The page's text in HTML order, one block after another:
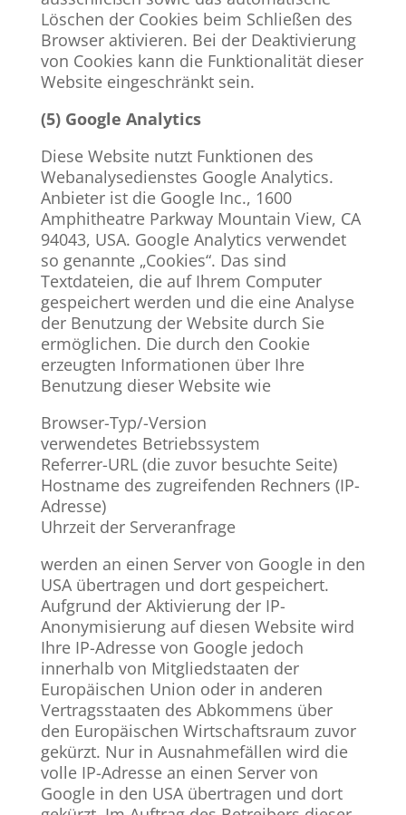
Löschen der Cookies beim Schließen des
Browser aktivieren. Bei der Deaktivierung
von Cookies kann die Funktionalität dieser
Website eingeschränkt sein.
(5) Google Analytics
Diese Website nutzt Funktionen des
Webanalysedienstes Google Analytics.
Anbieter ist die Google Inc., 1600
Amphitheatre Parkway Mountain View, CA
94043, USA. Google Analytics verwendet
so genannte „Cookies“. Das sind
Textdateien, die auf Ihrem Computer
gespeichert werden und die eine Analyse
der Benutzung der Website durch Sie
ermöglichen. Die durch den Cookie
erzeugten Informationen über Ihre
Benutzung dieser Website wie
Browser-Typ/-Version
verwendetes Betriebssystem
Referrer-URL (die zuvor besuchte Seite)
Hostname des zugreifenden Rechners (IP-
Adresse)
Uhrzeit der Serveranfrage
werden an einen Server von Google in den
USA übertragen und dort gespeichert.
Aufgrund der Aktivierung der IP-
Anonymisierung auf diesen Website wird
Ihre IP-Adresse von Google jedoch
innerhalb von Mitgliedstaaten der
Europäischen Union oder in anderen
Vertragsstaaten des Abkommens über
den Europäischen Wirtschaftsraum zuvor
gekürzt. Nur in Ausnahmefällen wird die
volle IP-Adresse an einen Server von
Google in den USA übertragen und dort